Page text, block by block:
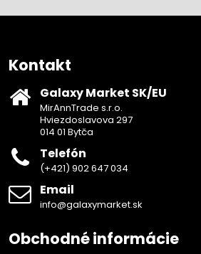
Kontakt
Galaxy Market SK/EU
MirAnnTrade s.r.o.
Hviezdoslavova 297
014 01 Bytča
Telefón
(+421) 902 647 034
Email
info@galaxymarket.sk
Obchodné informácie